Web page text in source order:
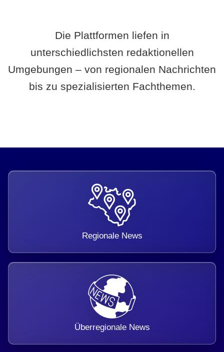
Die Plattformen liefen in
unterschiedlichsten redaktionellen
Umgebungen – von regionalen Nachrichten
bis zu spezialisierten Fachthemen.
Regionale News
Überregionale News